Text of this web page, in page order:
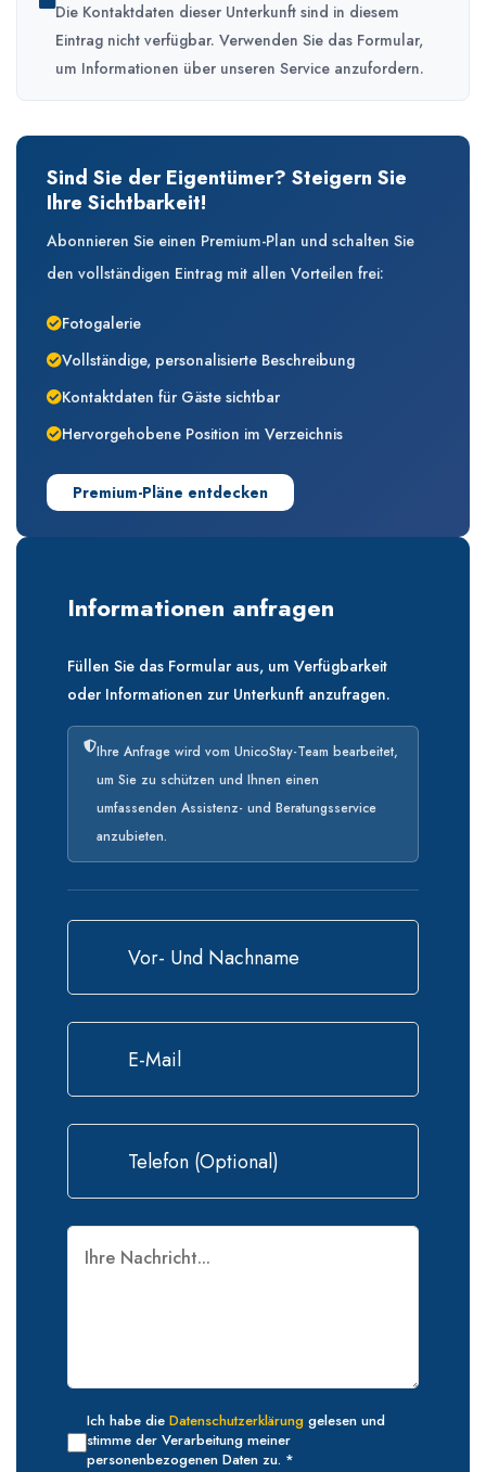
Die Kontaktdaten dieser Unterkunft sind in diesem
Eintrag nicht verfügbar. Verwenden Sie das Formular,
um Informationen über unseren Service anzufordern.
Sind Sie der Eigentümer? Steigern Sie
Ihre Sichtbarkeit!
Abonnieren Sie einen Premium-Plan und schalten Sie
den vollständigen Eintrag mit allen Vorteilen frei:
Fotogalerie
Vollständige, personalisierte Beschreibung
Kontaktdaten für Gäste sichtbar
Hervorgehobene Position im Verzeichnis
Premium-Pläne entdecken
Informationen anfragen
Füllen Sie das Formular aus, um Verfügbarkeit
oder Informationen zur Unterkunft anzufragen.
Ihre Anfrage wird vom UnicoStay-Team bearbeitet,
um Sie zu schützen und Ihnen einen
umfassenden Assistenz- und Beratungsservice
anzubieten.
Ich habe die Datenschutzerklärung gelesen und
stimme der Verarbeitung meiner
personenbezogenen Daten zu. *